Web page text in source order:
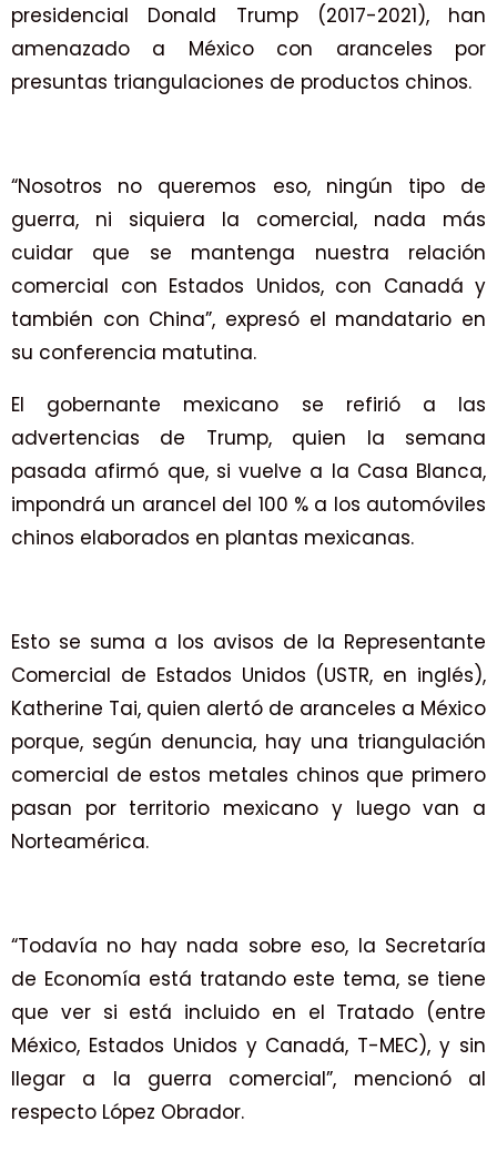
presidencial Donald Trump (2017-2021), han
amenazado a México con aranceles por
presuntas triangulaciones de productos chinos.
“Nosotros no queremos eso, ningún tipo de
guerra, ni siquiera la comercial, nada más
cuidar que se mantenga nuestra relación
comercial con Estados Unidos, con Canadá y
también con China”, expresó el mandatario en
su conferencia matutina.
El gobernante mexicano se refirió a las
advertencias de Trump, quien la semana
pasada afirmó que, si vuelve a la Casa Blanca,
impondrá un arancel del 100 % a los automóviles
chinos elaborados en plantas mexicanas.
Esto se suma a los avisos de la Representante
Comercial de Estados Unidos (USTR, en inglés),
Katherine Tai, quien alertó de aranceles a México
porque, según denuncia, hay una triangulación
comercial de estos metales chinos que primero
pasan por territorio mexicano y luego van a
Norteamérica.
“Todavía no hay nada sobre eso, la Secretaría
de Economía está tratando este tema, se tiene
que ver si está incluido en el Tratado (entre
México, Estados Unidos y Canadá, T-MEC), y sin
llegar a la guerra comercial”, mencionó al
respecto López Obrador.